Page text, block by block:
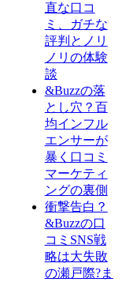
直な口コ
ミ、ガチな
評判とノリ
ノリの体験
談
&Buzzの落
とし穴？百
均インフル
エンサーが
暴く口コミ
マーケティ
ングの裏側
衝撃告白？
&Buzzの口
コミSNS戦
略は大失敗
の瀬戸際?ま